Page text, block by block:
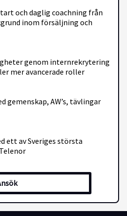
och daglig coachning från
inom försäljning och
genom internrekrytering
mer avancerade roller
gemenskap, AW’s, tävlingar
ett av Sveriges största
kommer att arbeta
med ditt team,
befintliga kunder genom
är att förstå kundernas